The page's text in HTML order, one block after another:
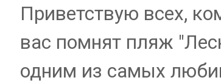
Приветствую всех,
вас помнят пляж
одним из самых